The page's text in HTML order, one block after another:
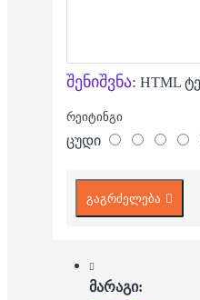
შენიშვნა: HTML
რეიტინგი
ცუდი
გაგრძელება
მარაგი: